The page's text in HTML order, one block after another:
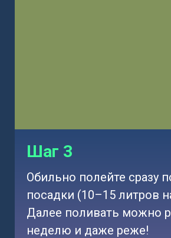
Шаг 3
Обильно полейте сразу
посадки (10–15 литров
Далее поливать можно
неделю и даже реже!